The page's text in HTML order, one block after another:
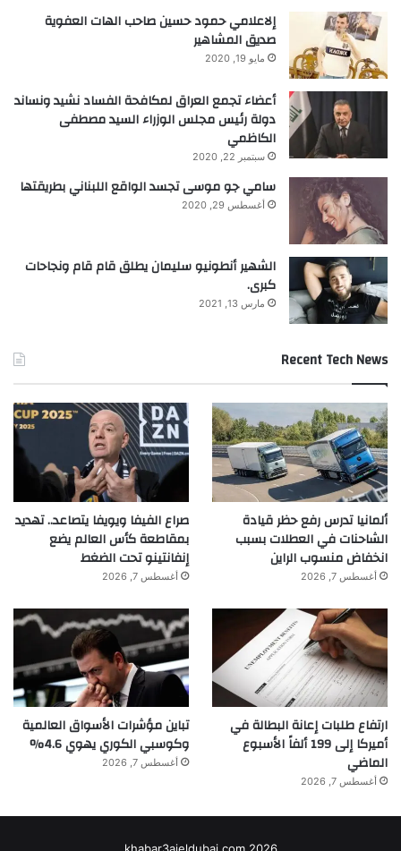
إلاعلامي حمود حسين صاحب الهات العفوية
صديق المشاهير
مايو 19, 2020
أعضاء تجمع العراق لمكافحة الفساد نشيد ونساند
دولة رئيس مجلس الوزراء السيد مصطفى
الكاظمي
سبتمبر 22, 2020
سامي جو موسى تجسد الواقع اللبناني بطريقتها
أغسطس 29, 2020
الشهير أنطونيو سليمان يطلق قام قام ونجاحات
كبرى.
مارس 13, 2021
Recent Tech News
ألمانيا تدرس رفع حظر قيادة
الشاحنات في العطلات بسبب
انخفاض منسوب الراين
أغسطس 7, 2026
صراع الفيفا ويويفا يتصاعد.. تهديد
بمقاطعة كأس العالم يضع
إنفانتينو تحت الضغط
أغسطس 7, 2026
ارتفاع طلبات إعانة البطالة في
أميركا إلى 199 ألفاً الأسبوع
الماضي
أغسطس 7, 2026
تباين مؤشرات الأسواق العالمية
وكوسبي الكوري يهوي 4.6%
أغسطس 7, 2026